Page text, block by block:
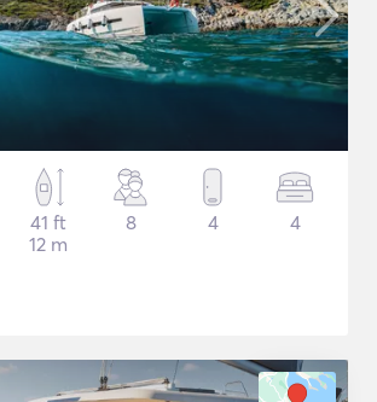
41 ft
12 m
8 4 4